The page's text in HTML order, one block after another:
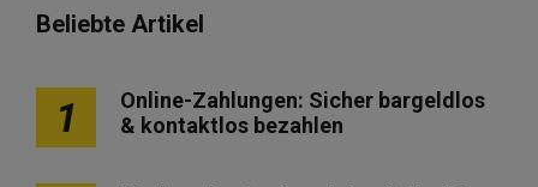
Beliebte Artikel
1
Online-Zahlungen: Sicher bargeldlos
& kontaktlos bezahlen